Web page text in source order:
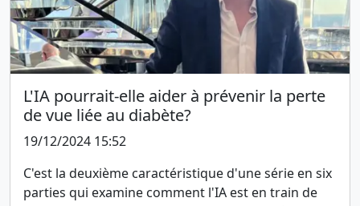
L'IA pourrait-elle aider à prévenir la perte
de vue liée au diabète?
19/12/2024 15:52
C'est la deuxième caractéristique d'une série en six
parties qui examine comment l'IA est en train de